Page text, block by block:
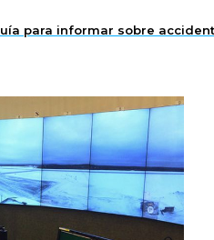
para informar sobre